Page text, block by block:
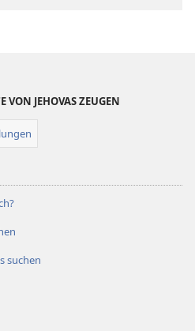
VON JEHOVAS ZEUGEN
suchen